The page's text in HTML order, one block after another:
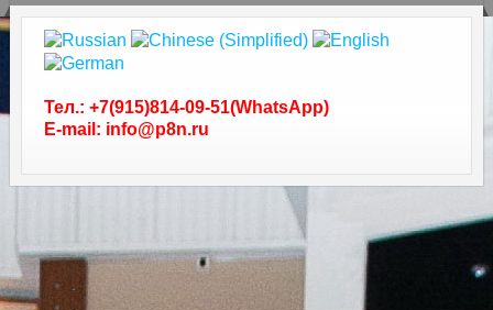
Тел.: +7(915)814-09-51(WhatsApp)
E-mail: info@p8n.ru